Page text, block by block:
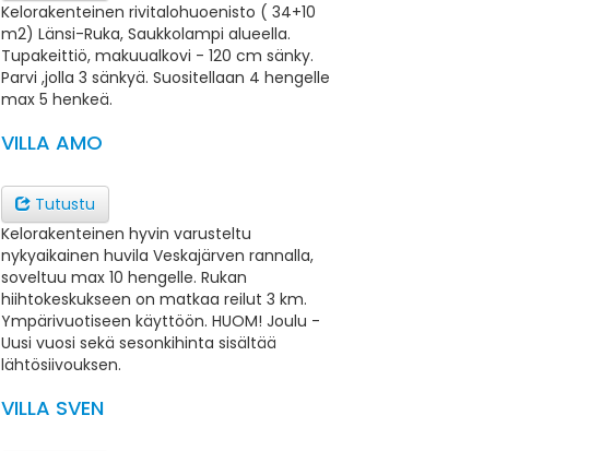
Kelorakenteinen rivitalohuoenisto ( 34+10
m2) Länsi-Ruka, Saukkolampi alueella.
Tupakeittiö, makuualkovi - 120 cm sänky.
Parvi ,jolla 3 sänkyä. Suositellaan 4 hengelle
max 5 henkeä.
VILLA AMO
Tutustu
Kelorakenteinen hyvin varusteltu
nykyaikainen huvila Veskajärven rannalla,
soveltuu max 10 hengelle. Rukan
hiihtokeskukseen on matkaa reilut 3 km.
Ympärivuotiseen käyttöön. HUOM! Joulu -
Uusi vuosi sekä sesonkihinta sisältää
lähtösiivouksen.
VILLA SVEN